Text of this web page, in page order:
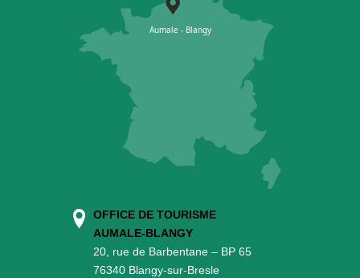
OFFICE DE TOURISME
AUMALE-BLANGY
20, rue de Barbentane – BP 65
76340 Blangy-sur-Bresle